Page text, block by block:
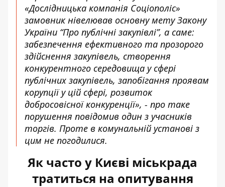
«Дослідницька компанія Соціополіс»
замовник нівелював основну мету Закону
України “Про публічні закупівлі”, а саме:
забезпечення ефективного та прозорого
здійснення закупівель, створення
конкурентного середовища у сфері
публічних закупівель, запобігання проявам
корупції у цій сфері, розвиток
добросовісної конкуренції», - про таке
порушення повідомив один з учасників
торгів. Проте в комунальній установі з
цим не погодилися.
Як часто у Києві міськрада
тратиться на опитування